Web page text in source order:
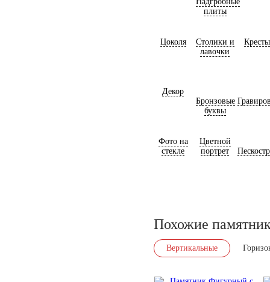
плиты
Цоколя
Столики и
лавочки
Кресты
Декор
Бронзовые
буквы
Фото на
стекле
Цветной
портрет
Похожие
Вертикальные